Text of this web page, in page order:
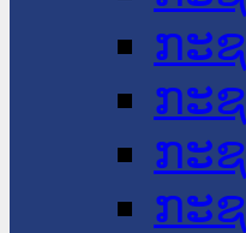
ກະ
ກະ
ກະ
ກະ